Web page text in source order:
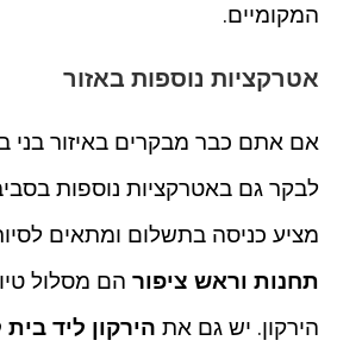
המקומיים.
אטרקציות נוספות באזור
אם אתם כבר מבקרים באיזור בני
לבקר גם באטרקציות נוספות
מציע כניסה בתשלום ומתאים
תחנות וראש ציפור הם מסלול
הירקון. יש גם את הירקון ליד